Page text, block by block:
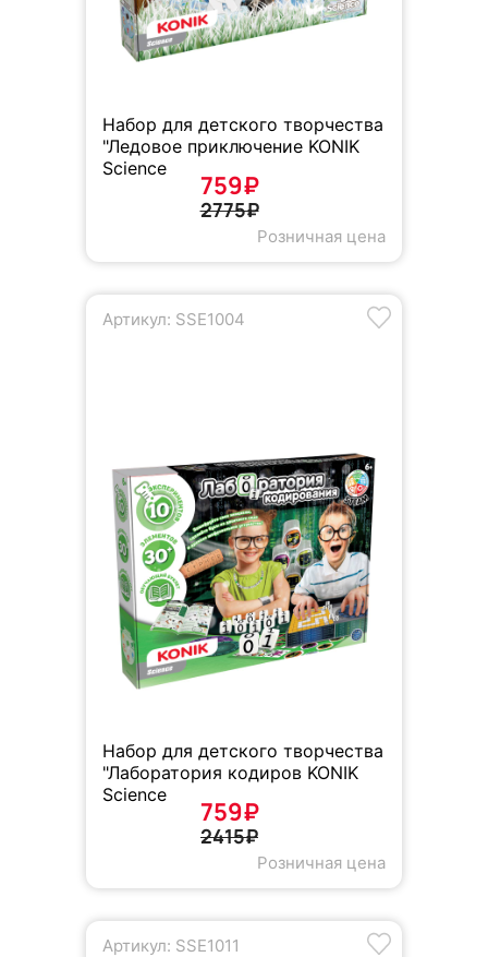
Набор для детского творчества
"Ледовое приключение KONIK
Science
759₽
2775₽
Розничная цена
Артикул: SSE1004
Набор для детского творчества
"Лаборатория кодиров KONIK
Science
759₽
2415₽
Розничная цена
Артикул: SSE1011